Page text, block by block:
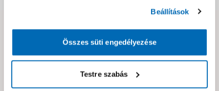
Beállítások
Összes süti engedélyezése
Testre szabás
Kérjük jelezd nekünk!
Neked ajánljuk!